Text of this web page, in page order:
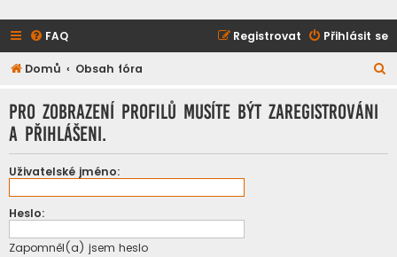
FAQ Přihlásit se
Registrovat
Domů Obsah fóra
Pro zobrazení profilů musíte být zaregistrováni
a přihlášeni.
Uživatelské jméno:
Heslo:
Zapomněl(a) jsem heslo